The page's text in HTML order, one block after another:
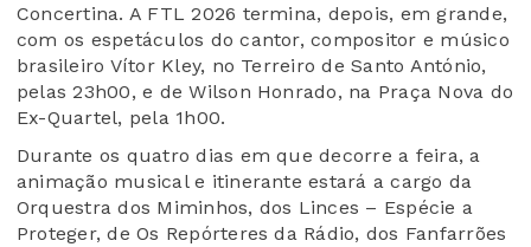
Concertina. A FTL 2026 termina, depois, em grande,
com os espetáculos do cantor, compositor e músico
brasileiro Vítor Kley, no Terreiro de Santo António,
pelas 23h00, e de Wilson Honrado, na Praça Nova do
Ex-Quartel, pela 1h00.
Durante os quatro dias em que decorre a feira, a
animação musical e itinerante estará a cargo da
Orquestra dos Miminhos, dos Linces – Espécie a
Proteger, de Os Repórteres da Rádio, dos Fanfarrões